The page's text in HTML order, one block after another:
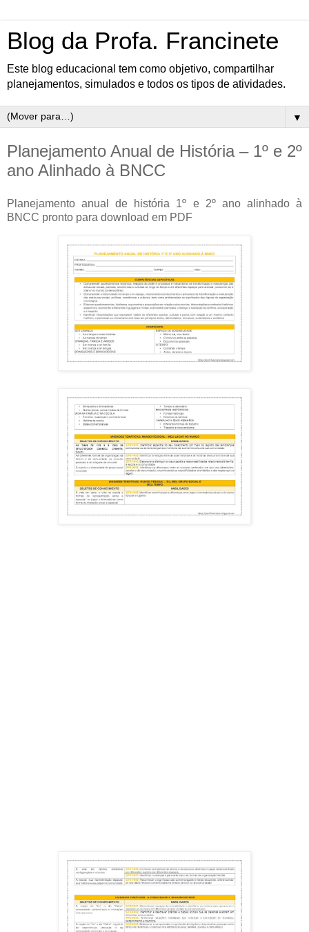
Blog da Profa. Francinete
Este blog educacional tem como objetivo, compartilhar
planejamentos, simulados e todos os tipos de atividades.
▼
Planejamento Anual de História – 1º e 2º
ano Alinhado à BNCC
Planejamento anual de história 1º e 2º ano alinhado à
BNCC pronto para download em PDF